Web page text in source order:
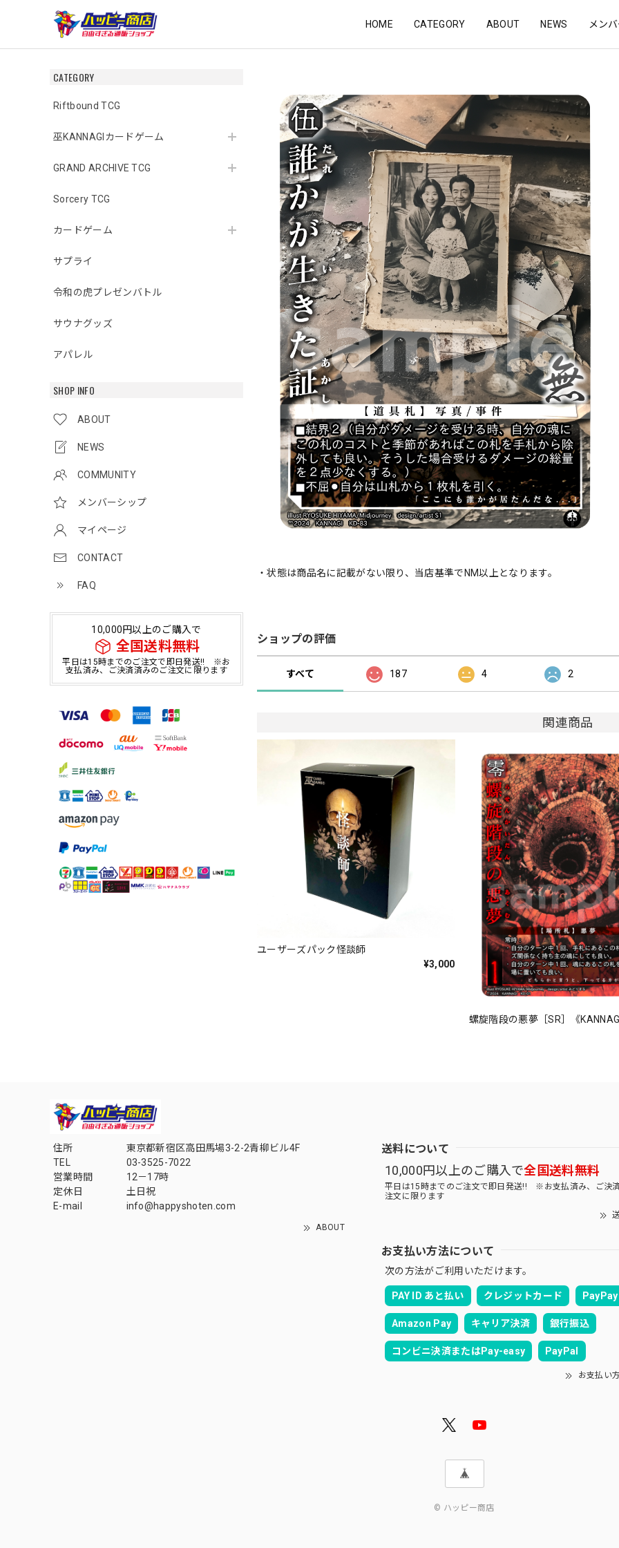
HOME CATEGORY ABOUT NEWS メン
CATEGORY
Riftbound TCG
巫KANNAGIカードゲーム
GRAND ARCHIVE TCG
Sorcery TCG
カードゲーム
サプライ
令和の虎プレゼンバトル
サウナグッズ
アパレル
SHOP INFO
ABOUT
NEWS
COMMUNITY
メンバーシップ
マイページ
CONTACT
FAQ
10,000円以上のご購入で
全国送料無料
平日は15時までのご注文で即日発送!! ※お
支払済み、ご決済済みのご注文に限ります
・状態は商品名に記載がない限り、当店基準でNM以上となります。
ショップの評価
すべて 187 4 2
関連商品
ユーザーズパック怪談師
¥3,000
螺旋階段の悪夢［SR］《
住所
東京都新宿区高田馬場3-2-2青柳ビル4F
TEL
03-3525-7022
営業時間
12－17時
定休日
土日祝
E-mail
info@happyshoten.com
ABOUT
送料について
10,000円以上のご購入で全国送料無料
平日は15時までのご注文で即日発送!! ※お支払済み、ご決
注文に限ります
お支払い方法について
次の方法がご利用いただけます。
PAY ID あと払い クレジットカード PayPay
Amazon Pay キャリア決済 銀行振込
コンビニ決済またはPay-easy PayPal
お支払い
© ハッピー商店